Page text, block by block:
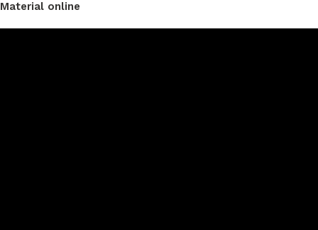
Material online